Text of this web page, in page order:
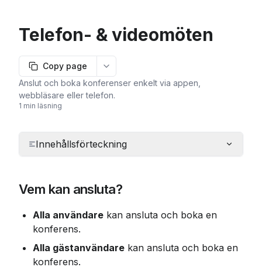
Telefon- & videomöten
Copy page
More options
Anslut och boka konferenser enkelt via appen,
webbläsare eller telefon.
1 min läsning
Innehållsförteckning
Vem kan ansluta?
Alla användare kan ansluta och boka en
konferens.
Alla gästanvändare kan ansluta och boka en
konferens.